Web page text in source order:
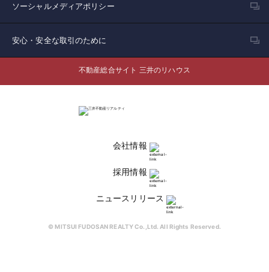
ソーシャルメディアポリシー
安心・安全な取引のために
不動産総合サイト 三井のリハウス
会社情報
採用情報
ニュースリリース
© MITSUI FUDOSAN REALTY Co.,Ltd. All Rights Reserved.